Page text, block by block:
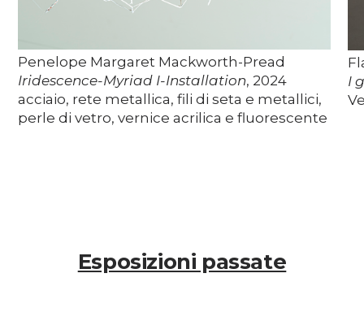
Penelope Margaret Mackworth-Pread
Iridescence-Myriad I-Installation, 2024
acciaio, rete metallica, fili di seta e metallici,
perle di vetro, vernice acrilica e fluorescente
I
Esposizioni passate